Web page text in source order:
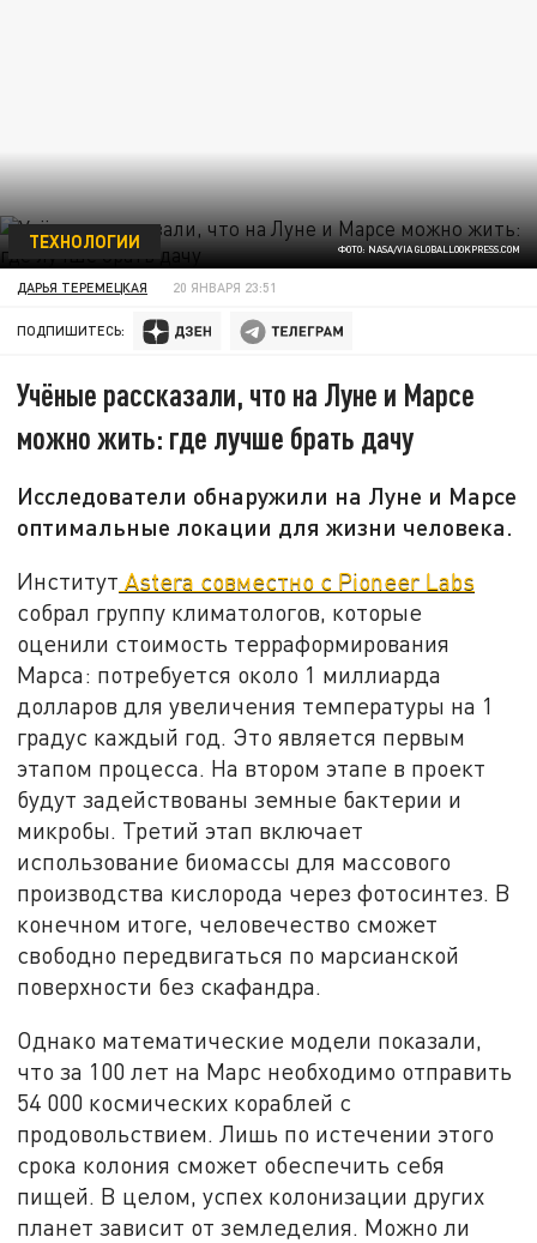
ФОТО: NASA/VIA GLOBALLOOKPRESS.COM
ТЕХНОЛОГИИ
ДАРЬЯ ТЕРЕМЕЦКАЯ 20 ЯНВАРЯ 23:51
ПОДПИШИТЕСЬ:
Учёные рассказали, что на Луне и Марсе
можно жить: где лучше брать дачу
Исследователи обнаружили на Луне и Марсе
оптимальные локации для жизни человека.
Институт Astera совместно с Pioneer Labs
собрал группу климатологов, которые
оценили стоимость терраформирования
Марса: потребуется около 1 миллиарда
долларов для увеличения температуры на 1
градус каждый год. Это является первым
этапом процесса. На втором этапе в проект
будут задействованы земные бактерии и
микробы. Третий этап включает
использование биомассы для массового
производства кислорода через фотосинтез. В
конечном итоге, человечество сможет
свободно передвигаться по марсианской
поверхности без скафандра.
Однако математические модели показали,
что за 100 лет на Марс необходимо отправить
54 000 космических кораблей с
продовольствием. Лишь по истечении этого
срока колония сможет обеспечить себя
пищей. В целом, успех колонизации других
планет зависит от земледелия. Можно ли